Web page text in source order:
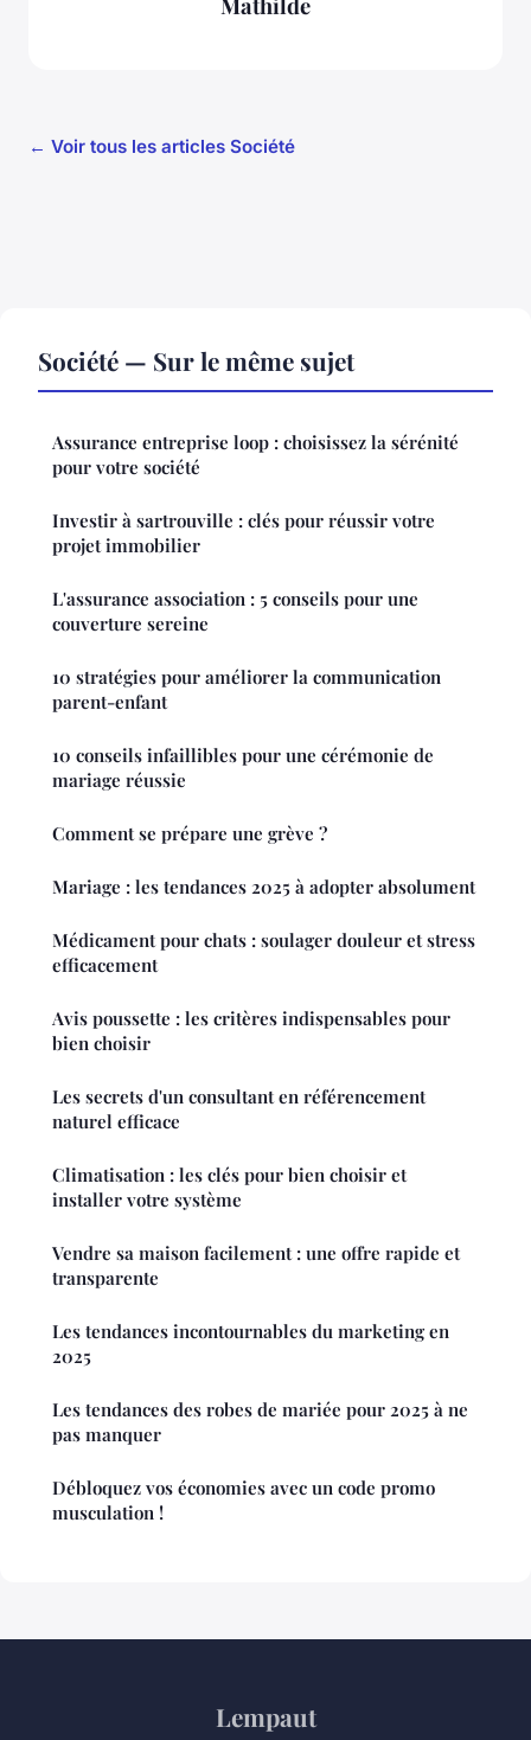
← Voir tous les articles Société
Société — Sur le même sujet
Assurance entreprise loop : choisissez la sérénité
pour votre société
Investir à sartrouville : clés pour réussir votre
projet immobilier
L'assurance association : 5 conseils pour une
couverture sereine
10 stratégies pour améliorer la communication
parent-enfant
10 conseils infaillibles pour une cérémonie de
mariage réussie
Comment se prépare une grève ?
Mariage : les tendances 2025 à adopter absolument
Médicament pour chats : soulager douleur et stress
efficacement
Avis poussette : les critères indispensables pour
bien choisir
Les secrets d'un consultant en référencement
naturel efficace
Climatisation : les clés pour bien choisir et
installer votre système
Vendre sa maison facilement : une offre rapide et
transparente
Les tendances incontournables du marketing en
2025
Les tendances des robes de mariée pour 2025 à ne
pas manquer
Débloquez vos économies avec un code promo
musculation !
Lempaut